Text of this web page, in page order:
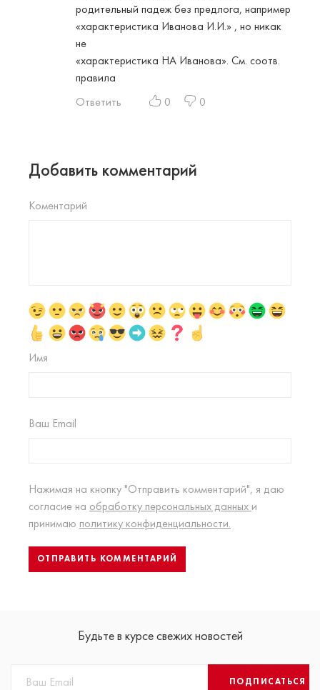
родительный падеж без предлога, например
«характеристика Иванова И.И.» , но никак
не
«характеристика НА Иванова». См. соотв.
правила
Ответить
0 0
Добавить комментарий
Коментарий
Имя
Ваш Email
Нажимая на кнопку "Отправить комментарий", я даю
согласие на обработку персональных данных и
принимаю политику конфиденциальности.
Будьте в курсе свежих новостей
ПОДПИСАТЬСЯ